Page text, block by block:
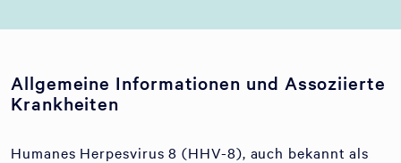
Allgemeine Informationen und Assoziierte
Krankheiten
Humanes Herpesvirus 8 (HHV-8), auch bekannt als